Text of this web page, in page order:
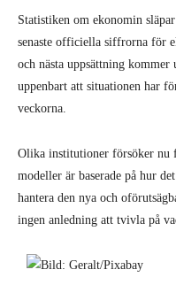
Statistiken om ekonomin
senaste officiella siffrorna för
och nästa uppsättning
uppenbart att situationen har
veckorna.
Olika institutioner försöker nu
modeller är baserade på hur
hantera den nya och
ingen anledning att tvivla på